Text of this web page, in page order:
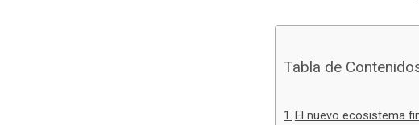
Tabla de
El nuevo ecosistema